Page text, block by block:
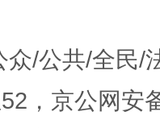
众/公共/全民/
，京公网安